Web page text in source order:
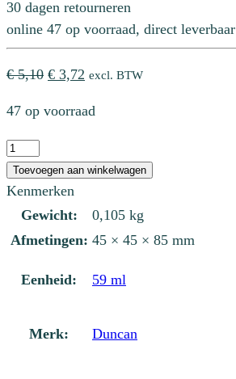
30 dagen retourneren
online 47 op voorraad, direct leverbaar
€5,10 Oorspronkelijke
was:
€ 3,72 Huidige
is:
excl. BTW
47 op voorraad
CC
169
Peaches'n
Cream
aantal
Toevoegen aan winkelwagen
Kenmerken
Gewicht:
0,105 kg
Afmetingen: 45 × 45 × 85 mm
Eenheid: 59 ml
Merk: Duncan